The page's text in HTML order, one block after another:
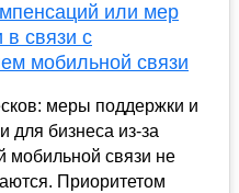
или мер
в связи с
мобильной связи
меры поддержки и
для бизнеса из-за
мобильной связи не
Приоритетом